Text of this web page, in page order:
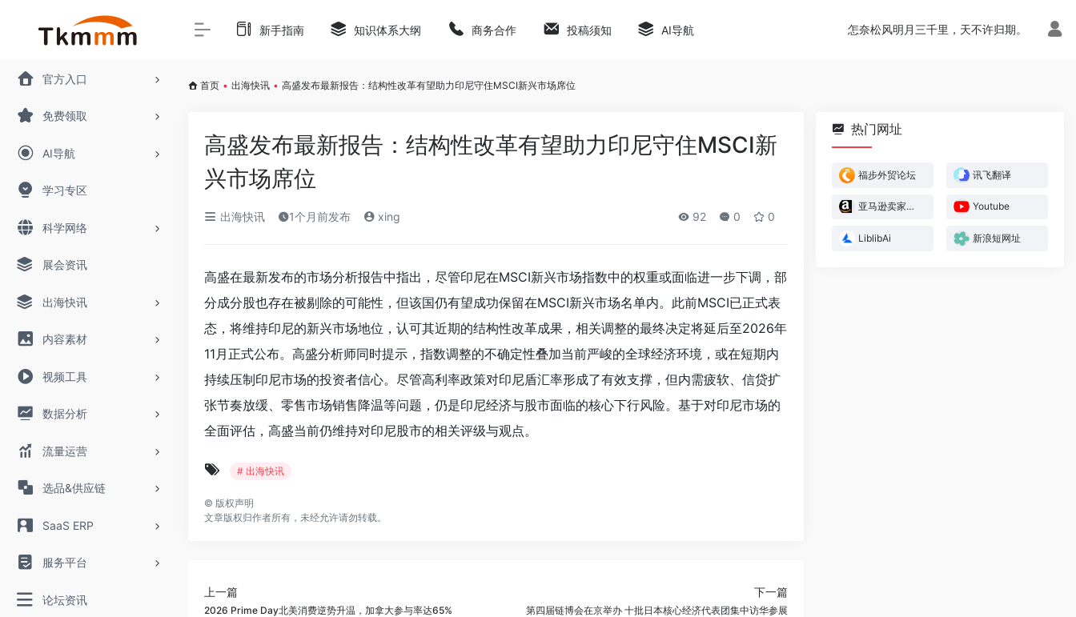
官方入口
免费领取
AI导航
学习专区
科学网络
展会资讯
出海快讯
内容素材
视频工具
数据分析
流量运营
选品&供应链
SaaS ERP
服务平台
论坛资讯
新手指南 知识体系大纲 商务合作 投稿须知 AI导航 怎奈松风明月三千里，天不许归期。
首页 • 出海快讯 • 高盛发布最新报告：结构性改革有望助力印尼守住MSCI新兴市场席位
高盛发布最新报告：结构性改革有望助力印尼守住MSCI新
兴市场席位
出海快讯 1个月前发布 xing 92 0 0
高盛在最新发布的市场分析报告中指出，尽管印尼在MSCI新兴市场指数中的权重或面临进一步下调，部
分成分股也存在被剔除的可能性，但该国仍有望成功保留在MSCI新兴市场名单内。此前MSCI已正式表
态，将维持印尼的新兴市场地位，认可其近期的结构性改革成果，相关调整的最终决定将延后至2026年
11月正式公布。高盛分析师同时提示，指数调整的不确定性叠加当前严峻的全球经济环境，或在短期内
持续压制印尼市场的投资者信心。尽管高利率政策对印尼盾汇率形成了有效支撑，但内需疲软、信贷扩
张节奏放缓、零售市场销售降温等问题，仍是印尼经济与股市面临的核心下行风险。基于对印尼市场的
全面评估，高盛当前仍维持对印尼股市的相关评级与观点。
# 出海快讯
© 版权声明
文章版权归作者所有，未经允许请勿转载。
上一篇
2026 Prime Day北美消费逆势升温，加拿大参与率达65%
下一篇
第四届链博会在京举办 十批日本核心经济代表团集中访华参展
热门网址
福步外贸论坛 讯飞翻译
亚马逊卖家官方论坛 Youtube
LiblibAi 新浪短网址